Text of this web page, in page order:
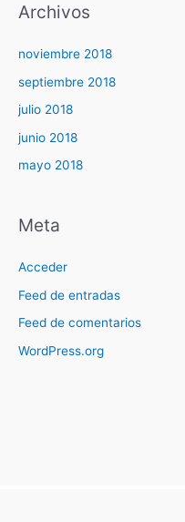
Archivos
noviembre 2018
septiembre 2018
julio 2018
junio 2018
mayo 2018
Meta
Acceder
Feed de entradas
Feed de comentarios
WordPress.org